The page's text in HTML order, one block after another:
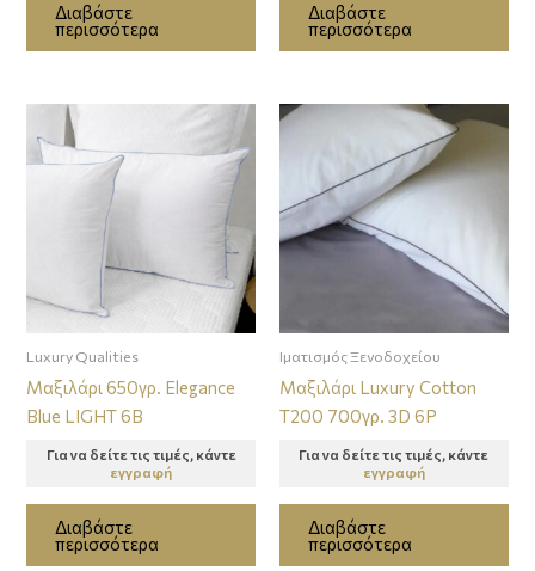
Διαβάστε
περισσότερα
Διαβάστε
περισσότερα
Luxury Qualities
Μαξιλάρι 650γρ. Elegance
Blue LIGHT 6Β
Για να δείτε τις τιμές, κάντε
εγγραφή
Διαβάστε
περισσότερα
Ιματισμός Ξενοδοχείου
Μαξιλάρι Luxury Cotton
T200 700γρ. 3D 6Ρ
Για να δείτε τις τιμές, κάντε
εγγραφή
Διαβάστε
περισσότερα